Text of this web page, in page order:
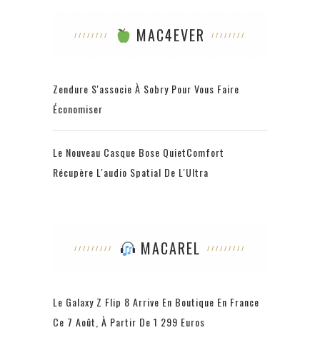
MAC4EVER
Zendure S'associe À Sobry Pour Vous Faire
Économiser
Le Nouveau Casque Bose QuietComfort
Récupère L'audio Spatial De L'Ultra
MACAREL
Le Galaxy Z Flip 8 Arrive En Boutique En France
Ce 7 Août, À Partir De 1 299 Euros